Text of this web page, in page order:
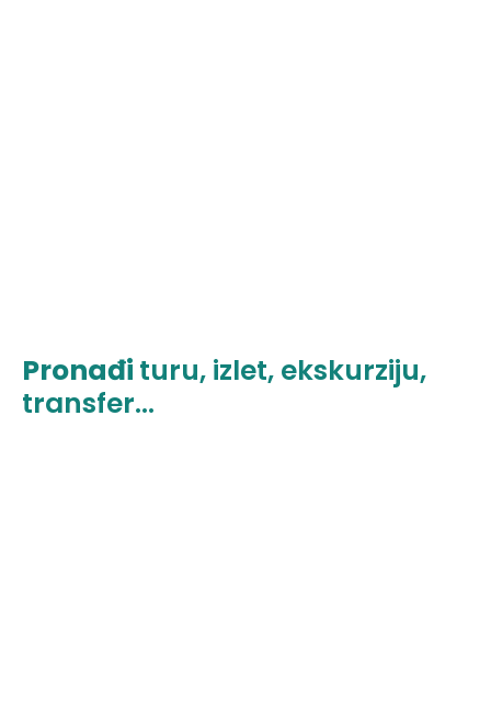
Pronađi turu, izlet, ekskurziju,
transfer...